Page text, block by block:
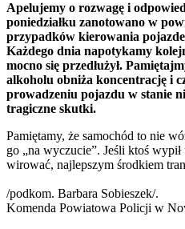
Apelujemy o rozwagę i
poniedziałku zanotowano w
przypadków kierowania
Każdego dnia napotykamy
mocno się przedłużył.
alkoholu obniża koncentrację i
prowadzeniu pojazdu w stanie
tragiczne skutki.
Pamiętamy, że samochód to nie
go „na wyczucie”. Jeśli ktoś
wirować, najlepszym środkiem
/podkom. Barbara Sobieszek/.
Komenda Powiatowa Policji w